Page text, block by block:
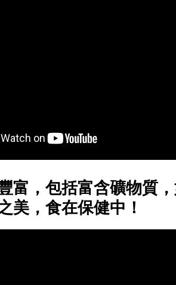
富，包括富含礦物質
美，食在保健中！